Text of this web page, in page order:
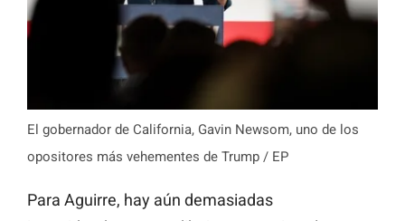
El gobernador de California, Gavin Newsom, uno de los
opositores más vehementes de Trump / EP
Para Aguirre, hay aún demasiadas